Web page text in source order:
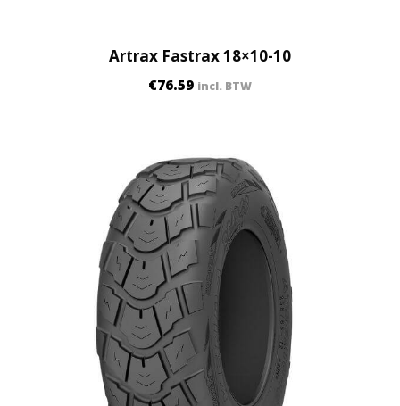
Artrax Fastrax 18×10-10
€76.59 incl. BTW